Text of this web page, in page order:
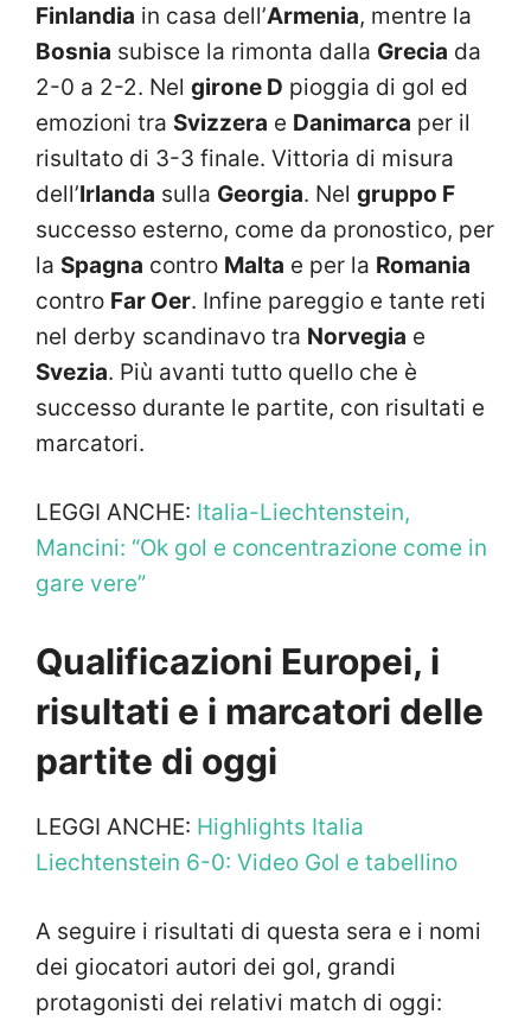
Finlandia in casa dell’Armenia, mentre la
Bosnia subisce la rimonta dalla Grecia da
2-0 a 2-2. Nel girone D pioggia di gol ed
emozioni tra Svizzera e Danimarca per il
risultato di 3-3 finale. Vittoria di misura
dell’Irlanda sulla Georgia. Nel gruppo F
successo esterno, come da pronostico, per
la Spagna contro Malta e per la Romania
contro Far Oer. Infine pareggio e tante reti
nel derby scandinavo tra Norvegia e
Svezia. Più avanti tutto quello che è
successo durante le partite, con risultati e
marcatori.
LEGGI ANCHE: Italia-Liechtenstein,
Mancini: “Ok gol e concentrazione come in
gare vere”
Qualificazioni Europei, i
risultati e i marcatori delle
partite di oggi
LEGGI ANCHE: Highlights Italia
Liechtenstein 6-0: Video Gol e tabellino
A seguire i risultati di questa sera e i nomi
dei giocatori autori dei gol, grandi
protagonisti dei relativi match di oggi: